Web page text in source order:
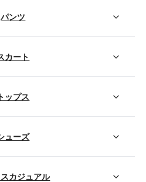
パンツ
カート
トップス
ューズ
カジュアル